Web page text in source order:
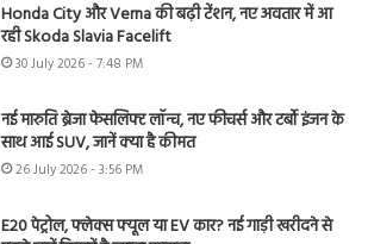
Honda City और Verna की बढ़ी टेंशन, नए अवतार में आ
रही Skoda Slavia Facelift
30 July 2026 - 7:48 PM
नई मारुति ब्रेजा फेसलिफ्ट लॉन्च, नए फीचर्स और टर्बो इंजन के
साथ आई SUV, जानें क्या है कीमत
26 July 2026 - 3:56 PM
E20 पेट्रोल, फ्लेक्स फ्यूल या EV कार? नई गाड़ी खरीदने से